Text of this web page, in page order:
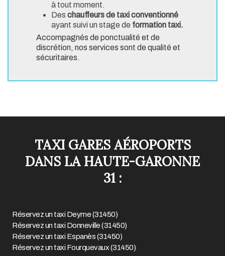
à tout moment.
Des chauffeurs de taxi conventionné
ayant suivi un stage de formation taxi.
Accompagnés de ponctualité et de
discrétion, nos services sont de qualité et
sécuritaires.
TAXI GARES AÉROPORTS
DANS LA HAUTE-GARONNE
31 :
Réservez un taxi Deyme (31450)
Réservez un taxi Donneville (31450)
Réservez un taxi Espanès (31450)
Réservez un taxi Fourquevaux (31450)